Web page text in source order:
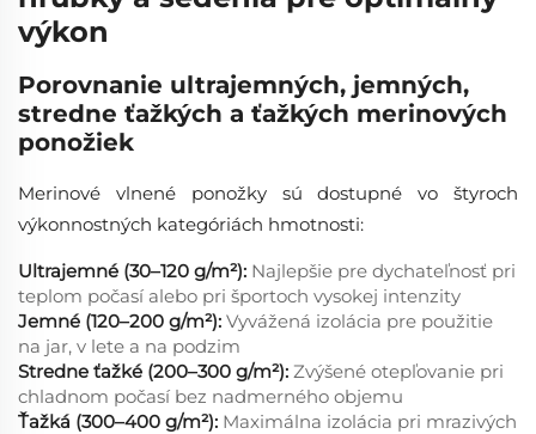
výkon
Porovnanie ultrajemných, jemných,
stredne ťažkých a ťažkých merinových
ponožiek
Merinové vlnené ponožky sú dostupné vo štyroch
výkonnostných kategóriách hmotnosti:
Ultrajemné (30–120 g/m²): Najlepšie pre dychateľnosť pri
teplom počasí alebo pri športoch vysokej intenzity
Jemné (120–200 g/m²): Vyvážená izolácia pre použitie
na jar, v lete a na podzim
Stredne ťažké (200–300 g/m²): Zvýšené otepľovanie pri
chladnom počasí bez nadmerného objemu
Ťažká (300–400 g/m²): Maximálna izolácia pri mrazivých